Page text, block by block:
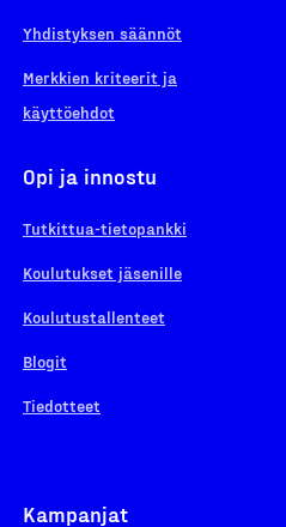
Yhdistyksen säännöt
Merkkien kriteerit ja
käyttöehdot
Opi ja innostu
Tutkittua-tietopankki
Koulutukset jäsenille
Koulutustallenteet
Blogit
Tiedotteet
Kampanjat